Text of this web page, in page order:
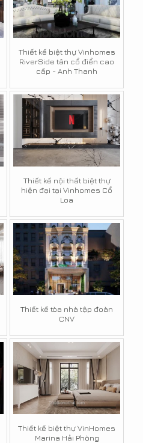
Thiết kế biệt thự Vinhomes
RiverSide tân cổ điển cao
cấp - Anh Thanh
Thiết kế nội thất biệt thự
hiện đại tại Vinhomes Cổ
Loa
Thiết kế tòa nhà tập đoàn
CNV
Thiết kế biệt thự VinHomes
Marina Hải Phòng